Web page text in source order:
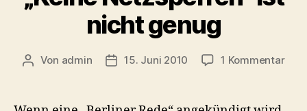
nicht genug
Beitragsautor
Von admin Veröffentlichungsdatum
15. Juni 2010 1 Kommentarzu